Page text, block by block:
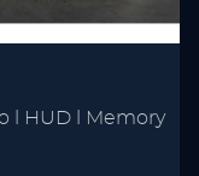
l HUD l Memory